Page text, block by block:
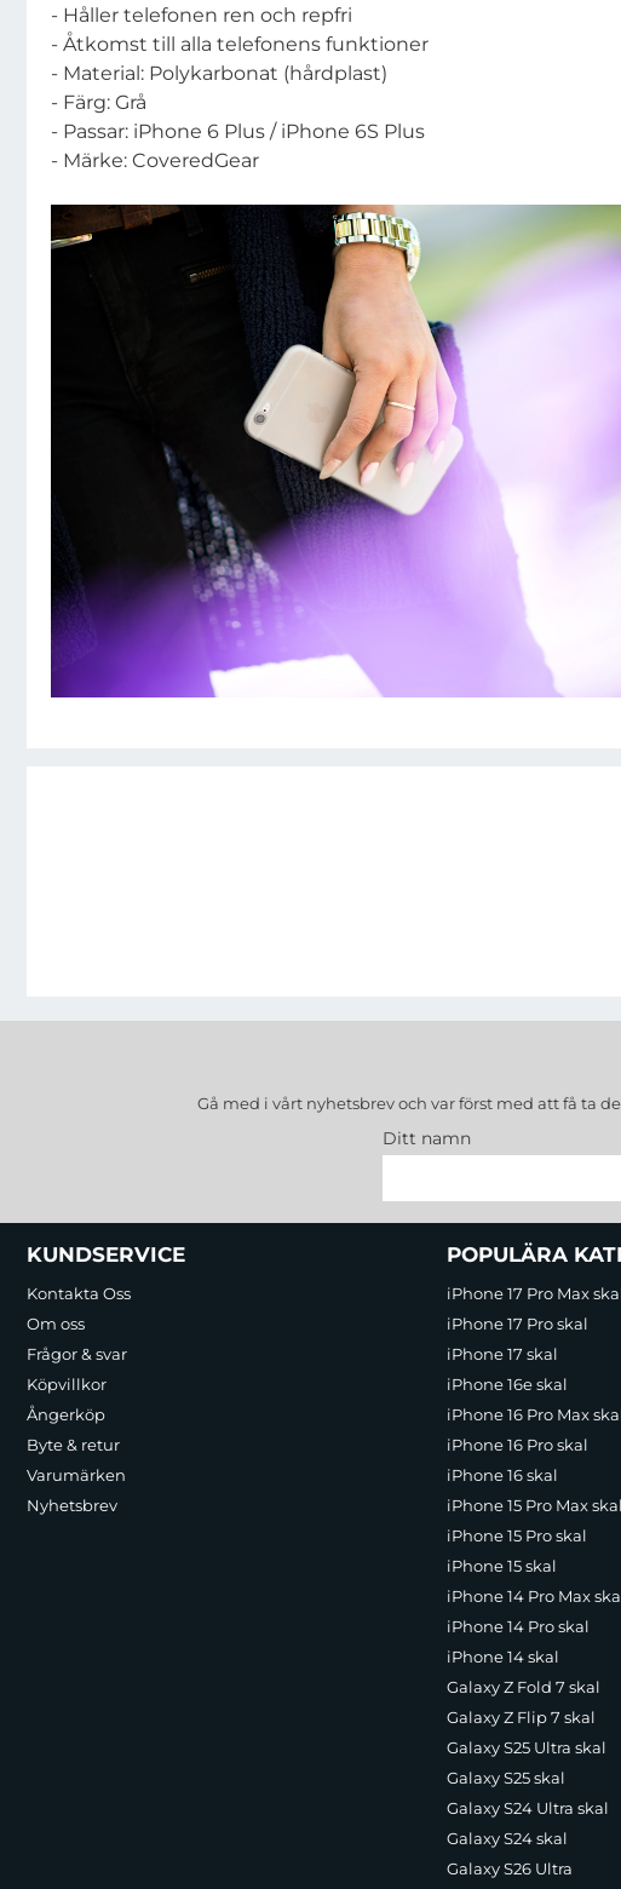
- Håller telefonen ren och repfri
- Åtkomst till alla telefonens funktioner
- Material: Polykarbonat (hårdplast)
- Färg: Grå
- Passar: iPhone 6 Plus / iPhone 6S Plus
- Märke: CoveredGear
Gå med i vårt nyhetsbrev och var först med att få ta
Ditt namn
Sidfot Blandad info och länkar
KUNDSERVICE
Kontakta Oss
Om oss
Frågor & svar
Köpvillkor
Ångerköp
Byte & retur
Varumärken
Nyhetsbrev
POPULÄRA
iPhone 17 Pro Max
iPhone 17 Pro skal
iPhone 17 skal
iPhone 16e skal
iPhone 16 Pro Max
iPhone 16 Pro skal
iPhone 16 skal
iPhone 15 Pro Max skal
iPhone 15 Pro skal
iPhone 15 skal
iPhone 14 Pro Max
iPhone 14 Pro skal
iPhone 14 skal
Galaxy Z Fold 7 skal
Galaxy Z Flip 7 skal
Galaxy S25 Ultra skal
Galaxy S25 skal
Galaxy S24 Ultra skal
Galaxy S24 skal
Galaxy S26 Ultra